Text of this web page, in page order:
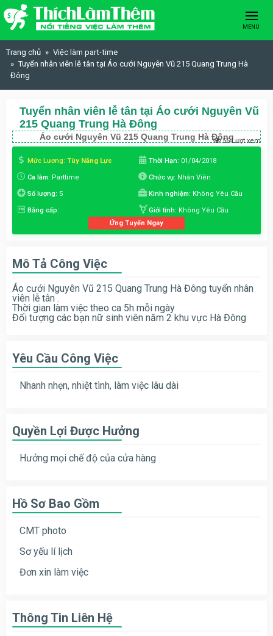
Skip to content
MENU
Trang chủ
Việc làm part-time
Tuyển nhân viên lễ tân tại Áo cưới Nguyên Vũ 215 Quang Trung Hà
Đông
Tuyển nhân viên lễ tân tại Áo cưới Nguyên Vũ
215 Quang Trung Hà Đông
Áo cưới Nguyên Vũ 215 Quang Trung Hà Đông56 Lượt xem
Mức Lương: Tùy Năng Lực Thời Hạn: 01/04/2018
Ca làm: Parttime Chức vụ: Nhân Viên
Số lượng: 5 Kinh nghiệm: Không Yêu Cầu
Bằng cấp: Giới tính: Không Yêu Cầu
Ứng Tuyển Ngay
Mô Tả Công Việc
Áo cưới Nguyên Vũ 215 Quang Trung Hà Đông tuyển nhân
viên lễ tân .
Thời gian làm việc theo ca 5h mỗi ngày
Đối tượng các bạn nữ sinh viên năm 2 khu vực Hà Đông
Yêu Cầu Công Việc
Nhanh nhẹn, nhiệt tình, làm việc lâu dài
Quyền Lợi Được Hưởng
Hưởng mọi chế độ của cửa hàng
Hồ Sơ Bao Gồm
CMT photo
Sơ yếu lí lịch
Đơn xin làm việc
Thông Tin Liên Hệ